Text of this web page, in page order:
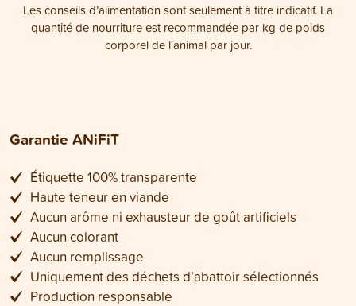
Les conseils d’alimentation sont seulement à titre indicatif. La
quantité de nourriture est recommandée par kg de poids
corporel de l'animal par jour.
Garantie ANiFiT
Étiquette 100% transparente
Haute teneur en viande
Aucun arôme ni exhausteur de goût artificiels
Aucun colorant
Aucun remplissage
Uniquement des déchets d’abattoir sélectionnés
Production responsable